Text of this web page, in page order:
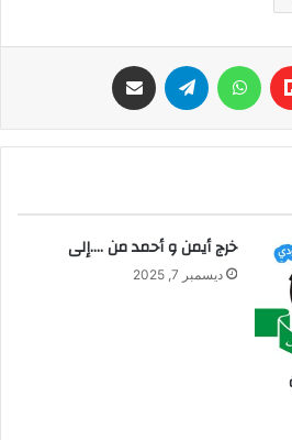
Flipboard واتساب تيلقرام
خرج أيمن و أحمد من ….إلى
ديسمبر 7, 2025